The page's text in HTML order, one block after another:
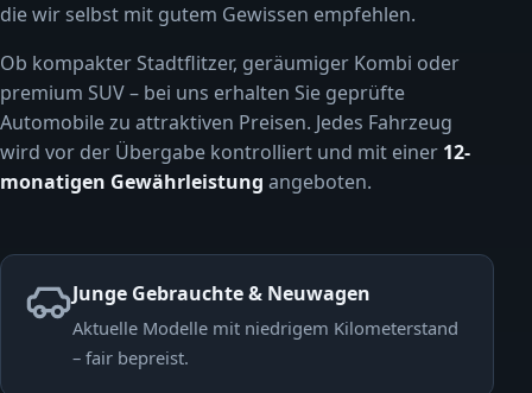
die wir selbst mit gutem Gewissen empfehlen.
Ob kompakter Stadtflitzer, geräumiger Kombi oder
premium SUV – bei uns erhalten Sie geprüfte
Automobile zu attraktiven Preisen. Jedes Fahrzeug
wird vor der Übergabe kontrolliert und mit einer 12-
monatigen Gewährleistung angeboten.
Junge Gebrauchte & Neuwagen
Aktuelle Modelle mit niedrigem Kilometerstand
– fair bepreist.